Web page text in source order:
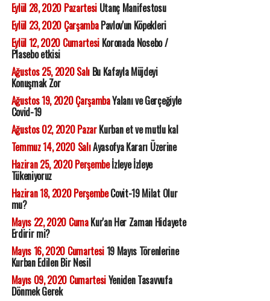
Eylül 28, 2020 PazartesiUtanç Manifestosu
Eylül 23, 2020 ÇarşambaPavlov'un Köpekleri
Eylül 12, 2020 CumartesiKoronada Nosebo /
Plasebo etkisi
Ağustos 25, 2020 SalıBu Kafayla Müjdeyi
Konuşmak Zor
Ağustos 19, 2020 ÇarşambaYalanı ve Gerçeğiyle
Covid-19
Ağustos 02, 2020 PazarKurban et ve mutlu kal
Temmuz 14, 2020 SalıAyasofya Kararı Üzerine
Haziran 25, 2020 Perşembeİzleye İzleye
Tükeniyoruz
Haziran 18, 2020 PerşembeCovit-19 Milat Olur
mu?
Mayıs 22, 2020 CumaKur'an Her Zaman Hidayete
Erdirir mi?
Mayıs 16, 2020 Cumartesi19 Mayıs Törenlerine
Kurban Edilen Bir Nesil
Mayıs 09, 2020 CumartesiYeniden Tasavvufa
Dönmek Gerek